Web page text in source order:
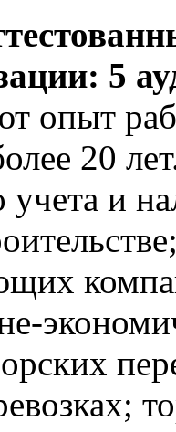
5
опыт
20
учета и